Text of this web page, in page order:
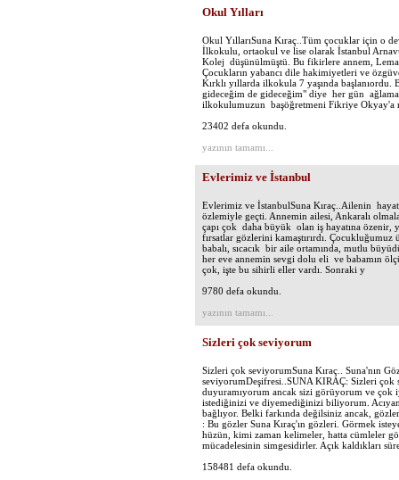
Okul Yılları
Okul YıllarıSuna Kıraç..Tüm çocuklar için o
İlkokulu, ortaokul ve lise olarak İstanbul
Kolej düşünülmüştü. Bu fikirlere annem,
Çocukların yabancı dile hakimiyetleri ve
Kırklı yıllarda ilkokula 7 yaşında
gideceğim de gideceğim" diye her gün
ilkokulumuzun başöğretmeni Fikriye Okyay'a
23402 defa okundu.
yazının tamamı...
Evlerimiz ve İstanbul
Evlerimiz ve İstanbulSuna Kıraç..Ailenin
özlemiyle geçti. Annemin ailesi, Ankaralı
çapı çok daha büyük olan iş hayatına özenir,
fırsatlar gözlerini kamaştırırdı.
babalı, sıcacık bir aile ortamında, mutlu
her eve annemin sevgi dolu eli ve babamın
çok, işte bu sihirli eller vardı. Sonraki y
9780 defa okundu.
yazının tamamı...
Sizleri çok seviyorum
Sizleri çok seviyorumSuna Kıraç.. Suna'nın
seviyorumDeşifresi..SUNA KIRAÇ: Sizleri çok
duyuramıyorum ancak sizi görüyorum ve çok
istediğinizi ve diyemediğinizi biliyorum.
bağlıyor. Belki farkında değilsiniz ancak,
: Bu gözler Suna Kıraç'ın gözleri. Görmek
hüzün, kimi zaman kelimeler, hatta cümleler
mücadelesinin simgesidirler. Açık kaldıkları
158481 defa okundu.